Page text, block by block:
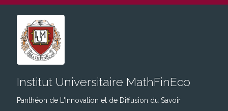
Institut Universitaire MathFinEco
Panthéon de L'Innovation et de Diffusion du Savoir